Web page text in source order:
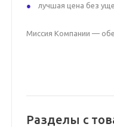
лучшая цена без
Миссия Компании —
Разделы с